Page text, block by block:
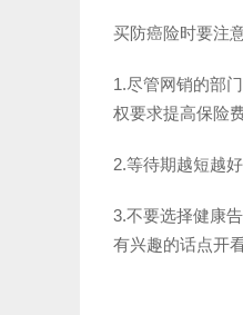
买防癌险时要注
1.尽管网销的部
权要求提高保险
2.等待期越短越
3.不要选择健康
有兴趣的话点开